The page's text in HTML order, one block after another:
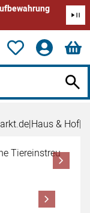
|Haus & Hof|